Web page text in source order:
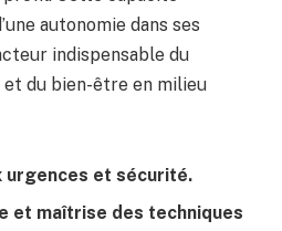
autonomie dans ses
indispensable du
du bien-être en milieu
urgences et sécurité.
et maîtrise des techniques